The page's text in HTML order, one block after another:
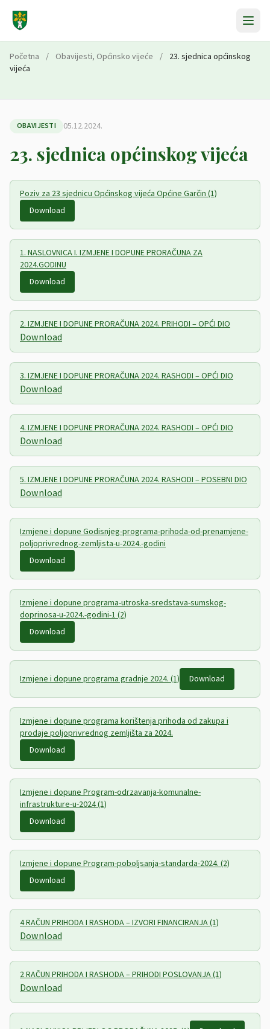
Početna / Obavijesti, Općinsko vijeće / 23. sjednica općinskog
vijeća
OBAVIJESTI 05.12.2024.
23. sjednica općinskog vijeća
Poziv za 23 sjednicu Općinskog vijeća Općine Garčin (1)
Download
1. NASLOVNICA I. IZMJENE I DOPUNE PRORAČUNA ZA
2024.GODINU
Download
2. IZMJENE I DOPUNE PRORAČUNA 2024. PRIHODI – OPĆI DIO
Download
3. IZMJENE I DOPUNE PRORAČUNA 2024. RASHODI – OPĆI DIO
Download
4. IZMJENE I DOPUNE PRORAČUNA 2024. RASHODI – OPĆI DIO
Download
5. IZMJENE I DOPUNE PRORAČUNA 2024. RASHODI – POSEBNI DIO
Download
Izmjene i dopune Godisnjeg-programa-prihoda-od-prenamjene-
poljoprivrednog-zemljista-u-2024.-godini
Download
Izmjene i dopune programa-utroska-sredstava-sumskog-
doprinosa-u-2024.-godini-1 (2)
Download
Izmjene i dopune programa gradnje 2024. (1) Download
Izmjene i dopune programa korištenja prihoda od zakupa i
prodaje poljoprivrednog zemljišta za 2024.
Download
Izmjene i dopune Program-odrzavanja-komunalne-
infrastrukture-u-2024 (1)
Download
Izmjene i dopune Program-poboljsanja-standarda-2024. (2)
Download
4 RAČUN PRIHODA I RASHODA – IZVORI FINANCIRANJA (1)
Download
2 RAČUN PRIHODA I RASHODA – PRIHODI POSLOVANJA (1)
Download